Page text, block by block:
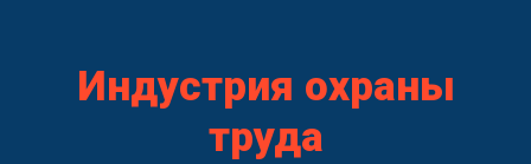
Индустрия охраны
труда